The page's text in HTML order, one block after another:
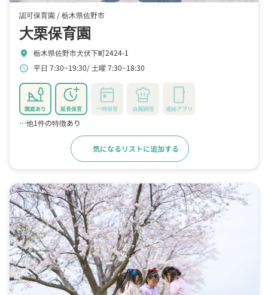
認可保育園 /栃木県佐野市
大栗保育園
location_on 栃木県佐野市犬伏下町2424-1
schedule 平日 7:30~19:30 土曜 7:30~18:30
園庭あり 延長保育 一時保育 自園調理 連絡アプリ
…他1件の特徴あり
気になるリストに追加する